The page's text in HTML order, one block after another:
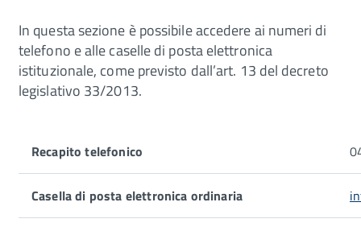
In questa sezione è possibile accedere ai numeri di
telefono e alle caselle di posta elettronica
istituzionale, come previsto dall’art. 13 del decreto
legislativo 33/2013.
Recapito telefonico
Casella di posta elettronica ordinaria